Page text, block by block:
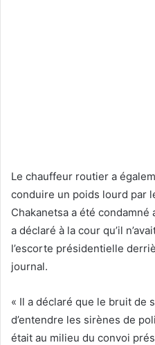
Le chauffeur routier a
conduire un poids lourd par
Chakanetsa a été
a déclaré à la cour qu’il
l’escorte présidentielle
journal.
« Il a déclaré que le bruit de
d’entendre les sirènes de
était au milieu du convoi